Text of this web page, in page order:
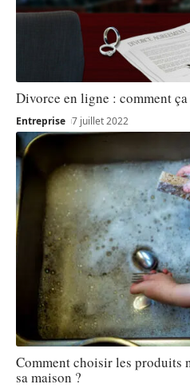
Divorce en ligne : comment ça
Entreprise 7 juillet 2022
Comment choisir les produits
sa maison ?